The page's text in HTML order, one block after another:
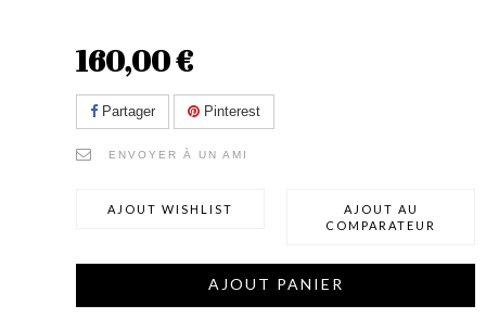
160,00 €
Partager Pinterest
ENVOYER À UN AMI
AJOUT WISHLIST
AJOUT AU
COMPARATEUR
AJOUT PANIER